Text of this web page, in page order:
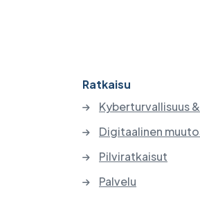
Ratkaisu
Kyberturvallisuus
Digitaalinen
Pilviratkaisut
Palvelu